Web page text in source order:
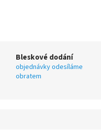
Bleskové dodání
objednávky odesíláme
obratem